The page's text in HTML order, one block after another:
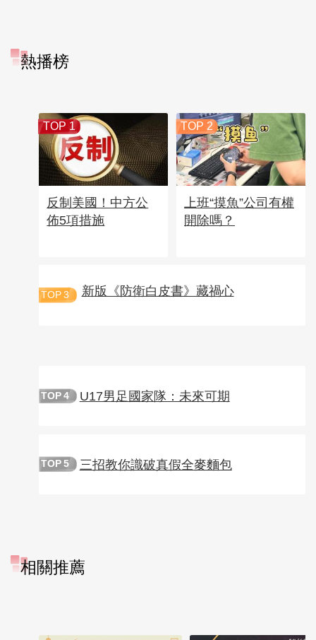
熱播榜
TOP 1
反制美國！中方公
佈5項措施
TOP 2
上班“摸魚”公司有權
開除嗎？
TOP 3 新版《防衛白皮書》藏禍心
TOP 4 U17男足國家隊：未來可期
TOP 5 三招教你識破真假全麥麵包
相關推薦